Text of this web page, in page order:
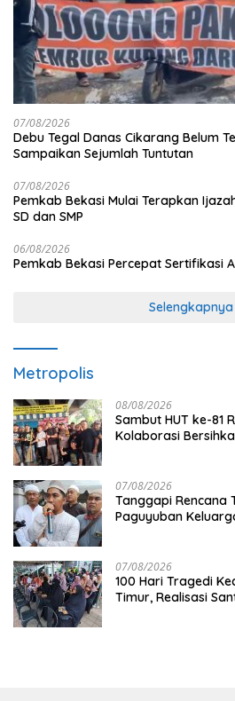
07/08/2026
Debu Tegal Danas Cikarang Belum
Sampaikan Sejumlah Tuntutan
07/08/2026
Pemkab Bekasi Mulai Terapkan
SD dan SMP
06/08/2026
Pemkab Bekasi Percepat Sertifikasi
Selengkapnya
Metropolis
08/08/2026
Sambut HUT ke-81
Kolaborasi
07/08/2026
Tanggapi Rencana
Paguyuban
07/08/2026
100 Hari Tragedi
Timur, Realisasi